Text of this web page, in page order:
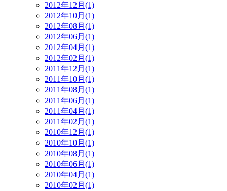
2012年12月(1)
2012年10月(1)
2012年08月(1)
2012年06月(1)
2012年04月(1)
2012年02月(1)
2011年12月(1)
2011年10月(1)
2011年08月(1)
2011年06月(1)
2011年04月(1)
2011年02月(1)
2010年12月(1)
2010年10月(1)
2010年08月(1)
2010年06月(1)
2010年04月(1)
2010年02月(1)